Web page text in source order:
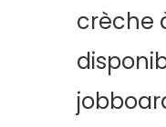
crèche